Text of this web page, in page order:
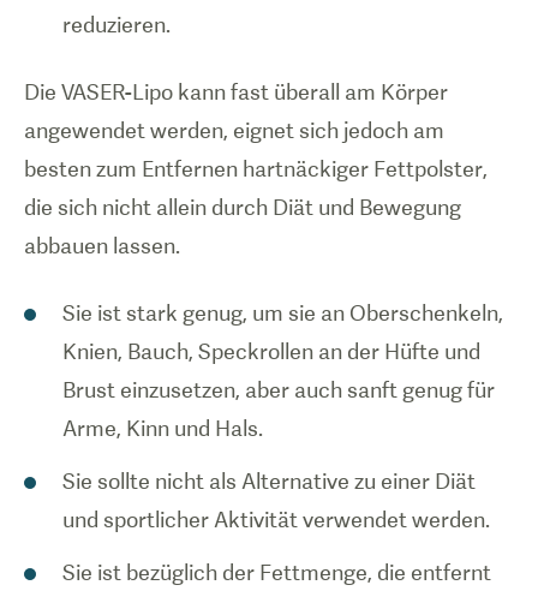
reduzieren.
Die VASER-Lipo kann fast überall am Körper
angewendet werden, eignet sich jedoch am
besten zum Entfernen hartnäckiger Fettpolster,
die sich nicht allein durch Diät und Bewegung
abbauen lassen.
Sie ist stark genug, um sie an Oberschenkeln,
Knien, Bauch, Speckrollen an der Hüfte und
Brust einzusetzen, aber auch sanft genug für
Arme, Kinn und Hals.
Sie sollte nicht als Alternative zu einer Diät
und sportlicher Aktivität verwendet werden.
Sie ist bezüglich der Fettmenge, die entfernt